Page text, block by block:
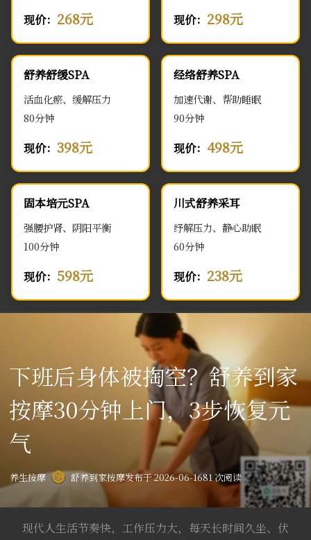
现价： 268元 现价： 298元
舒养舒缓SPA
活血化瘀、缓解压力
80分钟
现价： 398元
经络舒养SPA
加速代谢、帮助睡眠
90分钟
现价： 498元
固本培元SPA
强腰护肾、阴阳平衡
100分钟
现价： 598元
川式舒养采耳
纾解压力、静心助眠
60分钟
现价： 238元
下班后身体被掏空？舒养到家
按摩30分钟上门，3步恢复元
气
养生按摩 舒养到家按摩发布于 2026-06-1681 次阅读
现代人生活节奏快，工作压力大，每天长时间久坐、伏